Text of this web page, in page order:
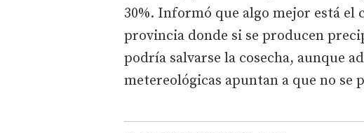
30%. Informó que algo mejor está el
provincia donde si se producen
podría salvarse la cosecha, aunque
metereológicas apuntan a que no se